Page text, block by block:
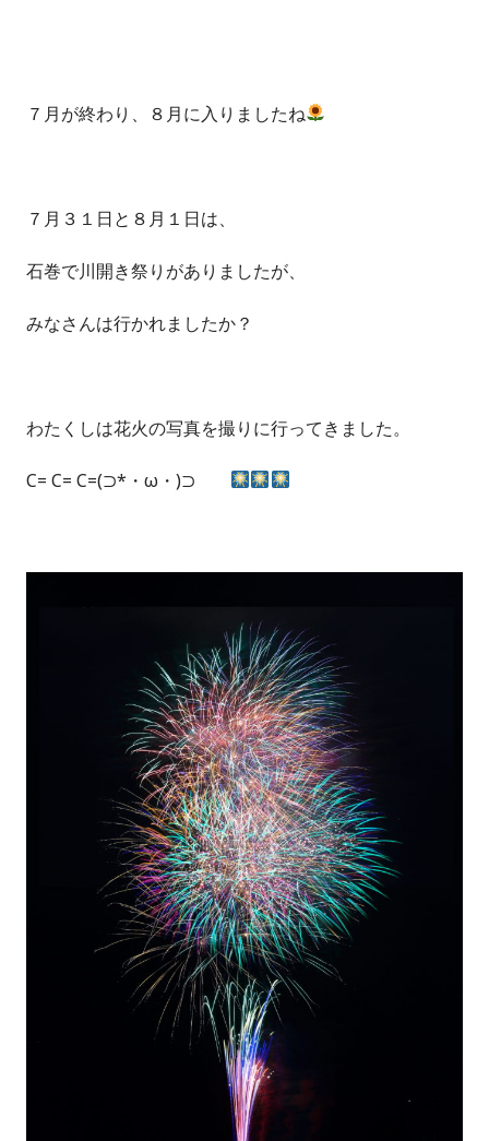
７月が終わり、８月に入りましたね
７月３１日と８月１日は、
石巻で川開き祭りがありましたが、
みなさんは行かれましたか？
わたくしは花火の写真を撮りに行ってきました。
C= C= C=(⊃*・ω・)⊃